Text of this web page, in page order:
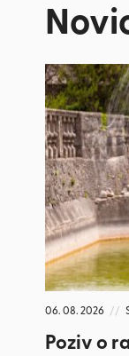
06. 08. 2026 //
Poziv o